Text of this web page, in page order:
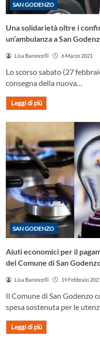
SAN GODENZO
Una solidarietà oltre i
un’ambulanza a San
Lisa Baroncelli 6 Marzo 2021
Lo scorso sabato (27
consegna della nuova…
Leggi di più
SAN GODENZO
Aiuti economici per il
del Comune di San
Lisa Baroncelli 19 Febbraio
Il Comune di San Godenzo
spesa sostenuta per le
Leggi di più